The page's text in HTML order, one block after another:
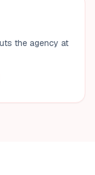
the agency at